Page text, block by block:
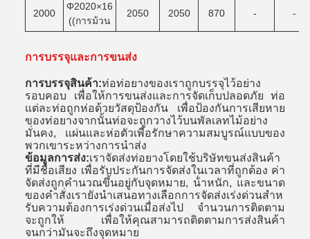
2000
Φ2020×16
((การม้วน
2050 2050 870 - -
การบรรจุและการขนส่ง
การบรรจุสินค้า:ท่อท่อยางของเราถูกบรรจุไว้อย่าง
รอบคอบ เพื่อให้การขนส่งและการจัดเก็บปลอดภัย ท่อ
แต่ละท่อถูกห่อด้วยวัสดุป้องกัน เพื่อป้องกันการเสียหาย
ของท่อยางจากนั้นท่อจะถูกวางไว้บนพัลเลทไม้อย่าง
มั่นคง, แผ่นและห่อตัวเพื่อรักษาความสมบูรณ์แบบของ
พวกเขาระหว่างการนําส่ง
ข้อมูลการส่ง:เราจัดส่งท่อยางโดยใช้บริษัทขนส่งสินค้า
ที่มีชื่อเสียง เพื่อรับประกันการจัดส่งในเวลาที่ถูกต้อง ค่า
จัดส่งถูกคํานวณขึ้นอยู่กับจุดหมาย, น้ําหนัก, และขนาด
ของคําสั่งเรายังนําเสนอทางเลือกการจัดส่งเร่งด่วนสําห
รับความต้องการเร่งด่วนเมื่อส่งไป จํานวนการติดตาม
จะถูกให้ เพื่อให้คุณสามารถติดตามการส่งสินค้า
จนกว่ามันจะถึงจุดหมาย